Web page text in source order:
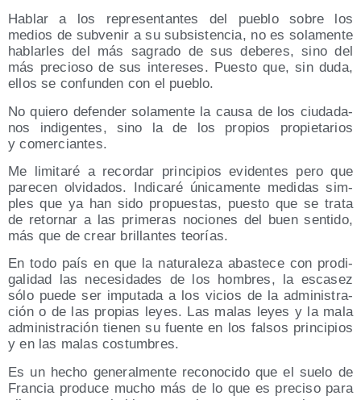
Hablar a los repre­sen­tan­tes del pue­blo sobre los
medios de sub­ve­nir a su sub­sis­ten­cia, no es sola­men­te
hablar­les del más sagra­do de sus debe­res, sino del
más pre­cio­so de sus intere­ses. Pues­to que, sin duda,
ellos se con­fun­den con el pueblo.
No quie­ro defen­der sola­men­te la cau­sa de los ciu­da­da­
nos indi­gen­tes, sino la de los pro­pios pro­pie­ta­rios
y comerciantes.
Me limi­ta­ré a recor­dar prin­ci­pios evi­den­tes pero que
pare­cen olvi­da­dos. Indi­ca­ré úni­ca­men­te medi­das sim­
ples que ya han sido pro­pues­tas, pues­to que se tra­ta
de retor­nar a las pri­me­ras nocio­nes del buen sen­ti­do,
más que de crear bri­llan­tes teorías.
En todo país en que la natu­ra­le­za abas­te­ce con pro­di­
ga­li­dad las nece­si­da­des de los hom­bres, la esca­sez
sólo pue­de ser impu­tada a los vicios de la admi­nis­tra­
ción o de las pro­pias leyes. Las malas leyes y la mala
admi­nis­tra­ción tie­nen su fuen­te en los fal­sos prin­ci­pios
y en las malas costumbres.
Es un hecho gene­ral­men­te reco­no­ci­do que el sue­lo de
Fran­cia pro­du­ce mucho más de lo que es pre­ci­so para